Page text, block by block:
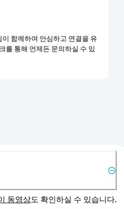
함께하여 안심하고 연결을 유
를 통해 언제든 문의하실 수 있
동영상도 확인하실 수 있습니다.